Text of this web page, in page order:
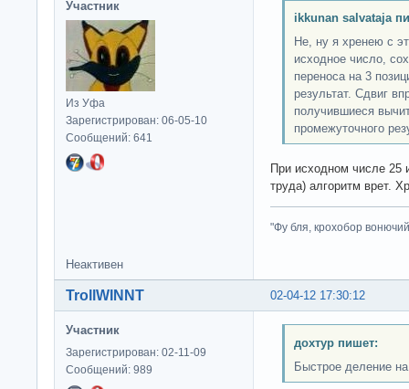
Участник
Из Уфа
Зарегистрирован: 06-05-10
Сообщений: 641
ikkunan salvataja
Не, ну я хренею с
исходное число,
переноса на 3
результат. Сдвиг
получившиеся
промежуточного
При исходном числе 25
труда) алгоритм врет.
"Фу бля, крохобор
Неактивен
02-04-12 17:30:12
TrollWINNT
Участник
Зарегистрирован: 02-11-09
Сообщений: 989
дохтур пишет:
Быстрое деление